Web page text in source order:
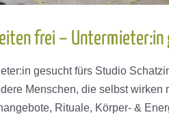
frei – Untermieter:in
gesucht fürs Studio
Menschen, die selbst wirken
Rituale, Körper- &